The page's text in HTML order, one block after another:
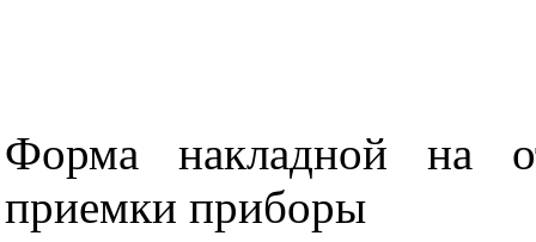
Форма накладной на
приемки приборы